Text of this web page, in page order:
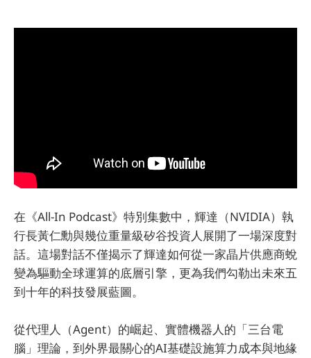
在《All-In Podcast》特別集數中，輝達（NVIDIA）執
行長黃仁勳與幾位重量級矽谷投資人展開了一場深度對
話。這場對話不僅揭示了輝達如何從一家晶片供應商蛻
變為驅動全球運算的底層引擎，更為我們勾勒出未來五
到十年的科技發展藍圖。
從代理人（Agent）的崛起、實體機器人的「三台電
腦」理論，到外界最關心的AI基礎設施算力成本與地緣